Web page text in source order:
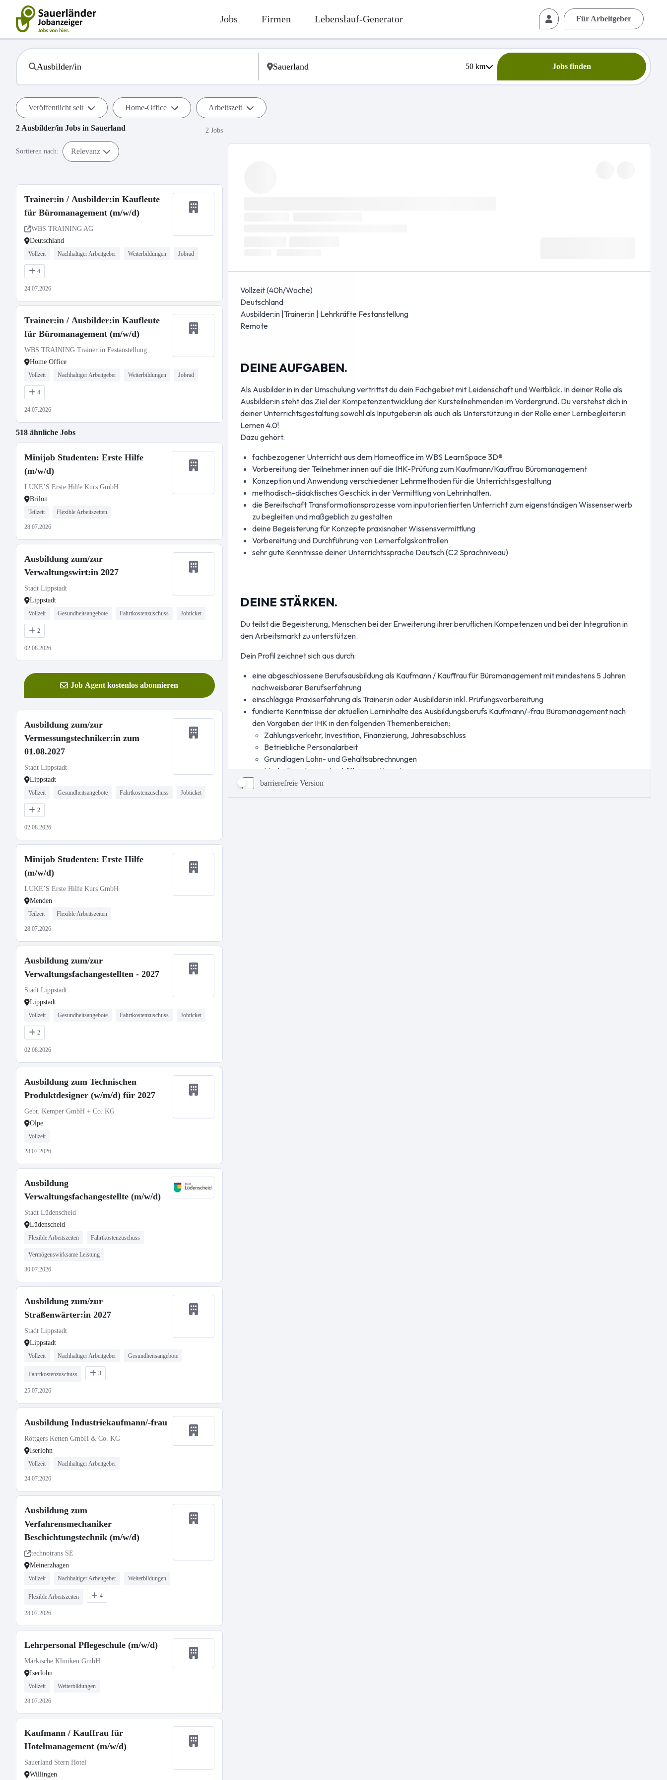
Jobs Firmen Lebenslauf-Generator Für Arbeitgeber
50km Jobs finden
Veröffentlicht seit Home-Office Arbeitszeit
2 Ausbilder/in Jobs in Sauerland 2 Jobs
Sortieren nach: Relevanz
Trainer:in / Ausbilder:in Kaufleute
für Büromanagement (m/w/d)
WBS TRAINING AG
Deutschland
Vollzeit Nachhaltiger Arbeitgeber Weiterbildungen Jobrad
4
24.07.2026
Trainer:in / Ausbilder:in Kaufleute
für Büromanagement (m/w/d)
WBS TRAINING Trainer:in Festanstellung
Home Office
Vollzeit Nachhaltiger Arbeitgeber Weiterbildungen Jobrad
4
24.07.2026
518 ähnliche Jobs
Minijob Studenten: Erste Hilfe
(m/w/d)
LUKE’S Erste Hilfe Kurs GmbH
Brilon
Teilzeit Flexible Arbeitszeiten
28.07.2026
Ausbildung zum/zur
Verwaltungswirt:in 2027
Stadt Lippstadt
Lippstadt
Vollzeit Gesundheitsangebote Fahrtkostenzuschuss Jobticket
2
02.08.2026
Job Agent kostenlos abonnieren
Ausbildung zum/zur
Vermessungstechniker:in zum
01.08.2027
Stadt Lippstadt
Lippstadt
Vollzeit Gesundheitsangebote Fahrtkostenzuschuss Jobticket
2
02.08.2026
Minijob Studenten: Erste Hilfe
(m/w/d)
LUKE’S Erste Hilfe Kurs GmbH
Menden
Teilzeit Flexible Arbeitszeiten
28.07.2026
Ausbildung zum/zur
Verwaltungsfachangestellten - 2027
Stadt Lippstadt
Lippstadt
Vollzeit Gesundheitsangebote Fahrtkostenzuschuss Jobticket
2
02.08.2026
Ausbildung zum Technischen
Produktdesigner (w/m/d) für 2027
Gebr. Kemper GmbH + Co. KG
Olpe
Vollzeit
28.07.2026
Ausbildung
Verwaltungsfachangestellte (m/w/d)
Stadt Lüdenscheid
Lüdenscheid
Flexible Arbeitszeiten Fahrtkostenzuschuss
Vermögenswirksame Leistung
30.07.2026
Ausbildung zum/zur
Straßenwärter:in 2027
Stadt Lippstadt
Lippstadt
Vollzeit Nachhaltiger Arbeitgeber Gesundheitsangebote
Fahrtkostenzuschuss 3
25.07.2026
Ausbildung Industriekaufmann/-frau
Röttgers Ketten GmbH & Co. KG
Iserlohn
Vollzeit Nachhaltiger Arbeitgeber
24.07.2026
Ausbildung zum
Verfahrensmechaniker
Beschichtungstechnik (m/w/d)
technotrans SE
Meinerzhagen
Vollzeit Nachhaltiger Arbeitgeber Weiterbildungen
Flexible Arbeitszeiten 4
28.07.2026
Lehrpersonal Pflegeschule (m/w/d)
Märkische Kliniken GmbH
Iserlohn
Vollzeit Weiterbildungen
28.07.2026
Kaufmann / Kauffrau für
Hotelmanagement (m/w/d)
Sauerland Stern Hotel
Willingen
barrierefreie Version